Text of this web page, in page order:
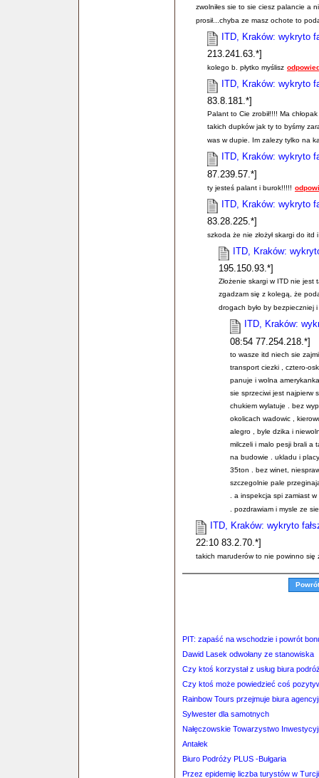
zwolniłes sie to sie ciesz palancie a
prosił...chyba ze masz ochote to
ITD, Kraków: wykryto
213.241.63.*]
kolego b. płytko myślisz
ITD, Kraków: wykryto
83.8.181.*]
Palant to Cie zrobił!!!! Ma
takich dupków jak ty to byśmy
was w dupie. Im zalezy tylko na
ITD, Kraków: wykryto
87.239.57.*]
ty jesteś palant i burok!!!!!
ITD, Kraków: wykryto
83.28.225.*]
szkoda że nie złożył skargi do
ITD, Kraków:
195.150.93.*]
Złożenie skargi w ITD nie
zgadzam się z kolegą, że
drogach było by bezpieczniej
ITD, Kraków:
08:54 77.254.218.*]
to wasze itd niech sie
transport ciezki , cztero-
panuje i wolna
sie sprzeciwi jest najpierw
chukiem wylatuje . bez
okolicach wadowic ,
alegro , byle dzika i
milczeli i malo pesji brali a
na budowie . ukladu i
35ton . bez winet,
szczegolnie pale
. a inspekcja spi zamiast
. pozdrawiam i mysle ze
ITD, Kraków: wykryto
22:10 83.2.70.*]
takich maruderów to nie powinno się
PIT: zapaść na wschodzie i powrót
Dawid Lasek odwołany ze stanowiska
Czy ktoś korzystał z usług biura
Czy ktoś może powiedzieć coś
Rainbow Tours przejmuje biura
Sylwester dla samotnych
Nałęczowskie Towarzystwo
Antałek
Biuro Podróży PLUS -Bułgaria
Przez epidemię liczba turystów w Turcji